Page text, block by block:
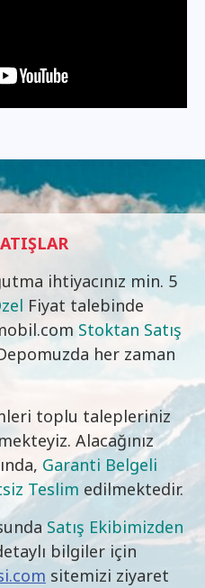
ihtiyacınız min. 5
Fiyat talebinde
Stoktan Satış
her zaman
toplu talepleriniz
Alacağınız
Garanti Belgeli
Teslim edilmektedir.
Satış Ekibimizden
bilgiler için
sitemizi ziyaret